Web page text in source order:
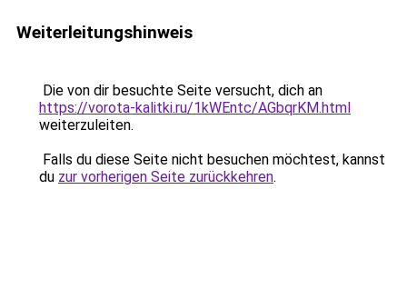
Weiterleitungshinweis
Die von dir besuchte Seite versucht, dich an
https://vorota-kalitki.ru/1kWEntc/AGbqrKM.html
weiterzuleiten.
Falls du diese Seite nicht besuchen möchtest, kannst
du zur vorherigen Seite zurückkehren.